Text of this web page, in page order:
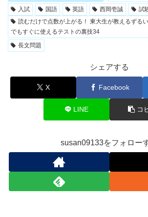
入試
国語 英語 西岡壱誠
試
読むだけで点数が上がる！ 東大生が教えるずる
でもすぐに使えるテストの裏技34
長文問題
シェアする
X Facebook
LINE コ
susan09133をフォロー